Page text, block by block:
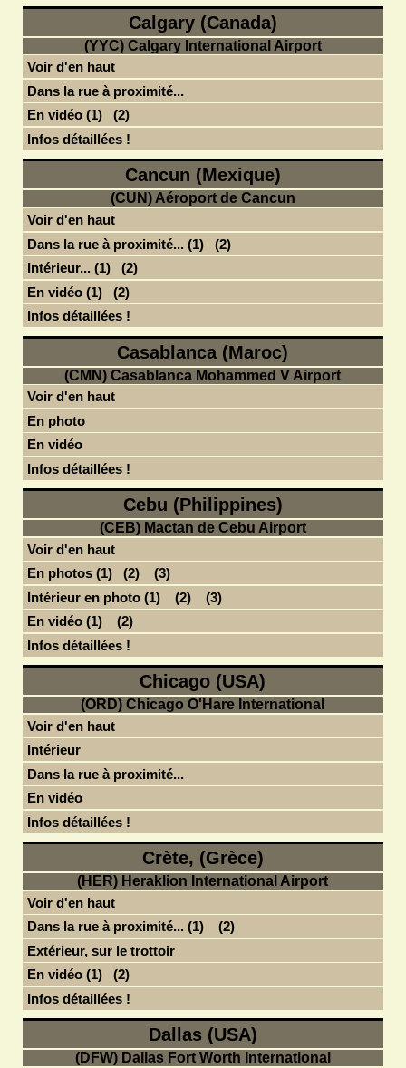
Calgary (Canada)
(YYC) Calgary International Airport
Voir d'en haut
Dans la rue à proximité...
En vidéo (1)
(2)
Infos détaillées !
Cancun (Mexique)
(CUN) Aéroport de Cancun
Voir d'en haut
Dans la rue à proximité... (1)
(2)
Intérieur... (1)
(2)
En vidéo (1)
(2)
Infos détaillées !
Casablanca (Maroc)
(CMN) Casablanca Mohammed V Airport
Voir d'en haut
En photo
En vidéo
Infos détaillées !
Cebu (Philippines)
(CEB) Mactan de Cebu Airport
Voir d'en haut
En photos (1)
(2)
(3)
Intérieur en photo (1)
(2)
(3)
En vidéo (1)
(2)
Infos détaillées !
Chicago (USA)
(ORD) Chicago O'Hare International
Voir d'en haut
Intérieur
Dans la rue à proximité...
En vidéo
Infos détaillées !
Crète, (Grèce)
(HER) Heraklion International Airport
Voir d'en haut
Dans la rue à proximité... (1)
(2)
Extérieur, sur le trottoir
En vidéo (1)
(2)
Infos détaillées !
Dallas (USA)
(DFW) Dallas Fort Worth International